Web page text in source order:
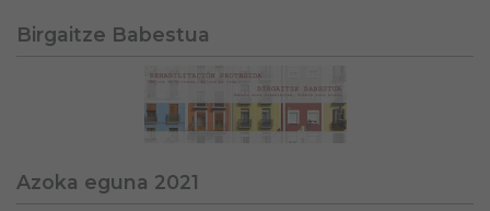
Birgaitze Babestua
Azoka eguna 2021